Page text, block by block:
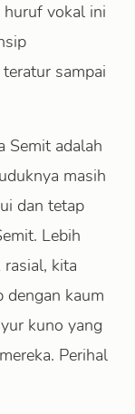
vokal ini
sampai
Semit adalah
masih
dan tetap
Lebih
kita
dengan kaum
kuno yang
Perihal